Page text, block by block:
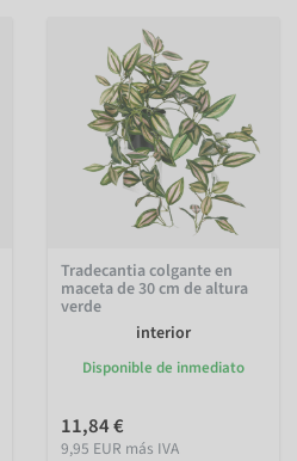
Tradecantia colgante en
maceta de 30 cm de altura
verde
interior
Disponible de inmediato
11,84 €
9,95 EUR más IVA